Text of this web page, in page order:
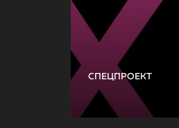
СПЕЦПРОЕКТ